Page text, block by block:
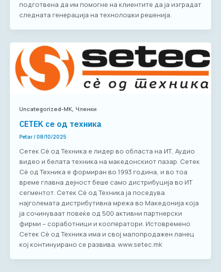
подготвена да им помогне на клиентите да ја изградат
следната генерација на технолошки решенија.
Uncategorized-MK, Членки
СETEK се од техника
Petar/08/10/2025
Сетек Сè од Техника е лидер во областа на ИТ, Аудио
видео и белата техника на македонскиот пазар. Сетек
Сè од Техника е формиран во 1993 година, и во тоа
време главна дејност беше само дистрибуција во ИТ
сегментот. Сетек Сè од Техника ја поседува
најголемата дистрибутивна мрежа во Македонија која
ја сочинуваат повеќе од 500 активни партнерски
фирми – соработници и кооператори. Истовремено
Сетек Сè од Техника има и свој малопродажен ланец
кој континуирано се развива. www.setec.mk